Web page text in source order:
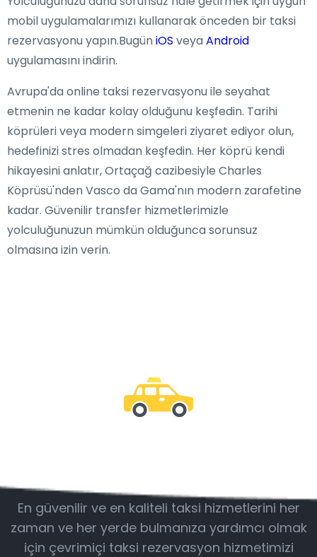
mobil uygulamalarımızı kullanarak önceden bir taksi
rezervasyonu yapın.BugüniOS veyaAndroid
uygulamasını indirin.
Avrupa'da online taksi rezervasyonu ile seyahat
etmenin ne kadar kolay olduğunu keşfedin. Tarihi
köprüleri veya modern simgeleri ziyaret ediyor olun,
hedefinizi stres olmadan keşfedin. Her köprü kendi
hikayesini anlatır, Ortaçağ cazibesiyle Charles
Köprüsü'nden Vasco da Gama'nın modern zarafetine
kadar. Güvenilir transfer hizmetlerimizle
yolculuğunuzun mümkün olduğunca sorunsuz
olmasına izin verin.
En güvenilir ve en kaliteli taksi hizmetlerini her
zaman ve her yerde bulmanıza yardımcı olmak
için çevrimiçi taksi rezervasyon hizmetimizi